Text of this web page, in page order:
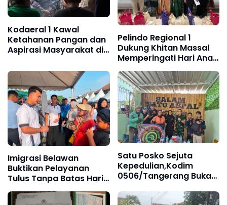
Kodaeral 1 Kawal
Ketahanan Pangan dan
Aspirasi Masyarakat di
Pelindo Regional 1
Dukung Khitan Massal
Memperingati Hari Anak
Nasional
Imigrasi Belawan
Buktikan Pelayanan
Tulus Tanpa Batas Hari
Libur
Satu Posko Sejuta
Kepedulian,Kodim
0506/Tangerang Buka
Ruang Komunikasi Baru